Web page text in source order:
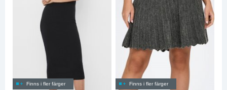
Finns i fler färger Finns i fler färger